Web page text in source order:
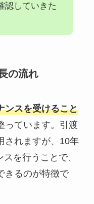
認していきた
の流れ
ンスを受けること
っています。引渡
されますが、10年
を行うことで、
きるのが特徴で